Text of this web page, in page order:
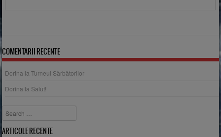
COMENTARII RECENTE
Dorina laTurneul Sărbătorilor
Dorina la Salut!
Search
ARTICOLE RECENTE